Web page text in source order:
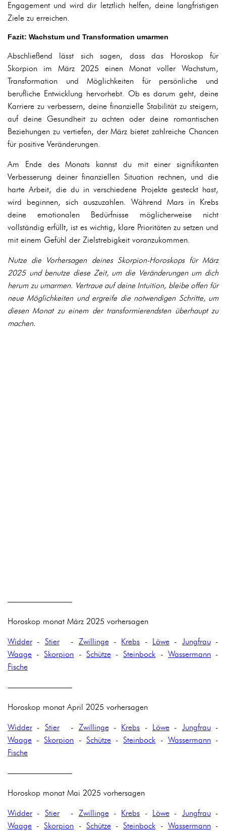
Engagement und wird dir letztlich helfen, deine langfristigen
Ziele zu erreichen.
Fazit: Wachstum und Transformation umarmen
Abschließend lässt sich sagen, dass das Horoskop für
Skorpion im März 2025 einen Monat voller Wachstum,
Transformation und Möglichkeiten für persönliche und
berufliche Entwicklung hervorhebt. Ob es darum geht, deine
Karriere zu verbessern, deine finanzielle Stabilität zu steigern,
auf deine Gesundheit zu achten oder deine romantischen
Beziehungen zu vertiefen, der März bietet zahlreiche Chancen
für positive Veränderungen.
Am Ende des Monats kannst du mit einer signifikanten
Verbesserung deiner finanziellen Situation rechnen, und die
harte Arbeit, die du in verschiedene Projekte gesteckt hast,
wird beginnen, sich auszuzahlen. Während Mars in Krebs
deine emotionalen Bedürfnisse möglicherweise nicht
vollständig erfüllt, ist es wichtig, klare Prioritäten zu setzen und
mit einem Gefühl der Zielstrebigkeit voranzukommen.
Nutze die Vorhersagen deines Skorpion-Horoskops für März
2025 und benutze diese Zeit, um die Veränderungen um dich
herum zu umarmen. Vertraue auf deine Intuition, bleibe offen für
neue Möglichkeiten und ergreife die notwendigen Schritte, um
diesen Monat zu einem der transformierendsten überhaupt zu
machen.
————————
Horoskop monat März 2025 vorhersagen
Widder- Stier- Zwillinge- Krebs - Löwe - Jungfrau-
Waage -Skorpion - Schütze-Steinbock - Wassermann-
Fische
————————
Horoskop monat April 2025 vorhersagen
Widder- Stier- Zwillinge- Krebs - Löwe - Jungfrau-
Waage -Skorpion - Schütze-Steinbock - Wassermann-
Fische
————————
Horoskop monat Mai 2025 vorhersagen
Widder- Stier- Zwillinge- Krebs - Löwe - Jungfrau-
Waage -Skorpion - Schütze-Steinbock - Wassermann-